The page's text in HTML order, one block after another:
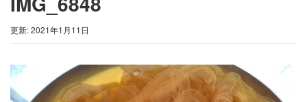
更新: 2021年1月11日